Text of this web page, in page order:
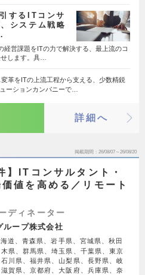
するITコンサ
システム戦略
経営課題をITの力で解決する、最上流のコ
せします。具…
革をITの上流工程から支える、少数精鋭
ーションカンパニーで…
詳細へ
掲載期間 26/08/07～26/08/20
】ITコンサルタント・
値を高める／リモート
ディネーター
ループ株式会社
道、青森県、岩手県、宮城県、秋田
県、群馬県、埼玉県、千葉県、東京
川県、福井県、山梨県、長野県、岐
賀県、京都府、大阪府、兵庫県、奈